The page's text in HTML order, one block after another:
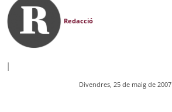
Redacció
|
Divendres, 25 de maig de 2007